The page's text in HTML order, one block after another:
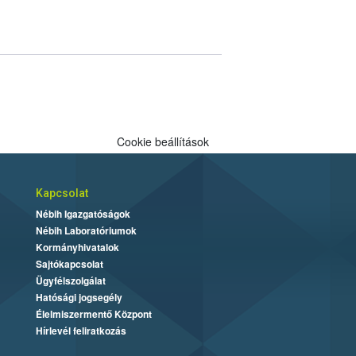
Cookie beállítások
Kapcsolat
Nébih Igazgatóságok
Nébih Laboratóriumok
Kormányhivatalok
Sajtókapcsolat
Ügyfélszolgálat
Hatósági jogsegély
Élelmiszermentő Központ
Hírlevél feliratkozás